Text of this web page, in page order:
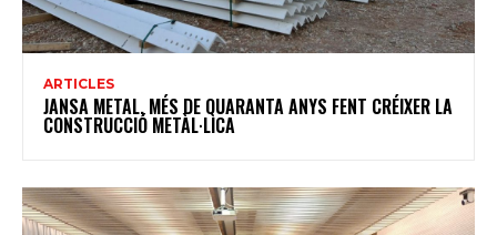
ARTICLES
JANSA METAL, MÉS DE QUARANTA ANYS FENT CRÉIXER LA
CONSTRUCCIÓ METÀL·LICA